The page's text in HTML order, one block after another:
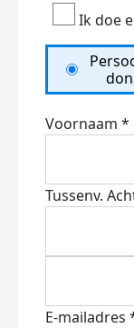
Ik doe
Voornaam *
Tussenv.
E-mailadres